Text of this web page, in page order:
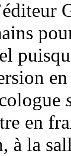
en
à la